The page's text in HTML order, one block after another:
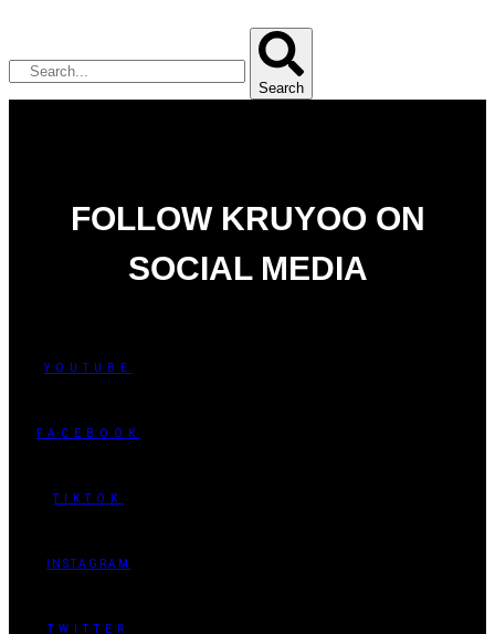
Search
FOLLOW KRUYOO ON
SOCIAL MEDIA
YOUTUBE
FACEBOOK
TIKTOK
INSTAGRAM
TWITTER